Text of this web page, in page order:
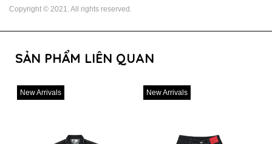
Copyright © 2021. All rights reserved.
SẢN PHẨM LIÊN QUAN
New Arrivals New Arrivals